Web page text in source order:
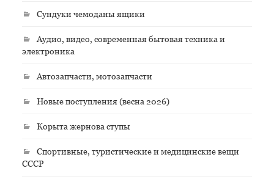
Сундуки чемоданы ящики
Аудио, видео, современная бытовая техника и
электроника
Автозапчасти, мотозапчасти
Новые поступления (весна 2026)
Корыта жернова ступы
Спортивные, туристические и медицинские вещи
СССР